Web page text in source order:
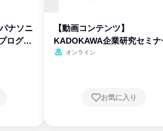
ナソニ
ログラ
【動画コンテンツ】
KADOKAWA企業研究セミナ
オンライン
お気に入り